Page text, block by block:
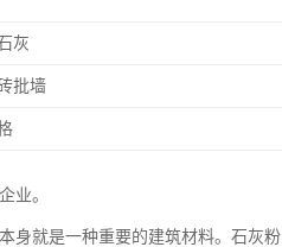
灰
批墙
业。
身就是一种重要的建筑材料。石灰粉